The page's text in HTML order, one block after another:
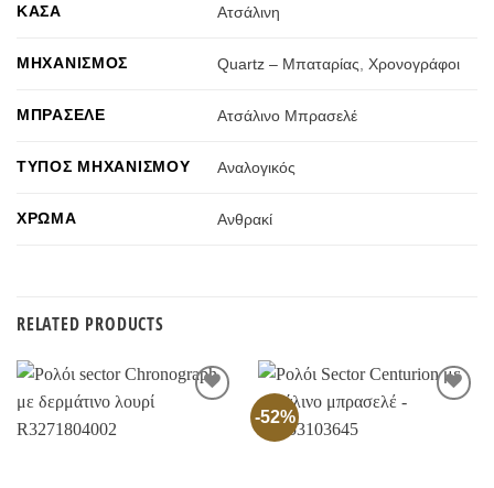
ΚΆΣΑ Ατσάλινη
ΜΗΧΑΝΙΣΜΌΣ Quartz – Μπαταρίας Χρονογράφοι
ΜΠΡΑΣΕΛΈ Ατσάλινο Μπρασελέ
ΤΎΠΟΣ ΜΗΧΑΝΙΣΜΟΎ Αναλογικός
ΧΡΏΜΑ Ανθρακί
RELATED PRODUCTS
-52%